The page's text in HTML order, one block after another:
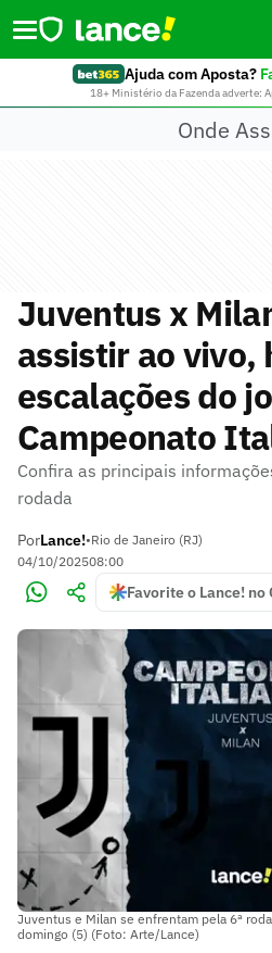
Ajuda com Aposta?
18+ Ministério da Fazenda adverte:
Onde
Juventus x
assistir ao vivo,
escalações do
Campeonato
Confira as principais
rodada
PorLance!•Rio de Janeiro (RJ)
04/10/202508:00
Favorite o Lance! no
Juventus e Milan se enfrentam pela 6ª
domingo (5) (Foto: Arte/Lance)